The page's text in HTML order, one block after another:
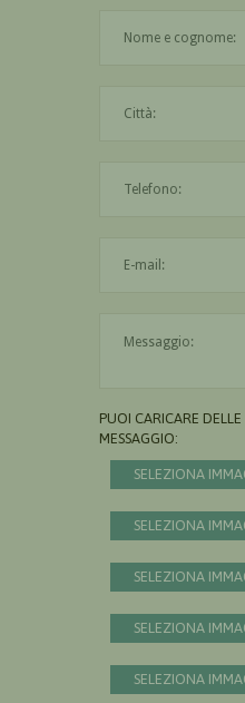
PUOI CARICARE
MESSAGGIO:
SELEZIONA
SELEZIONA
SELEZIONA
SELEZIONA
SELEZIONA